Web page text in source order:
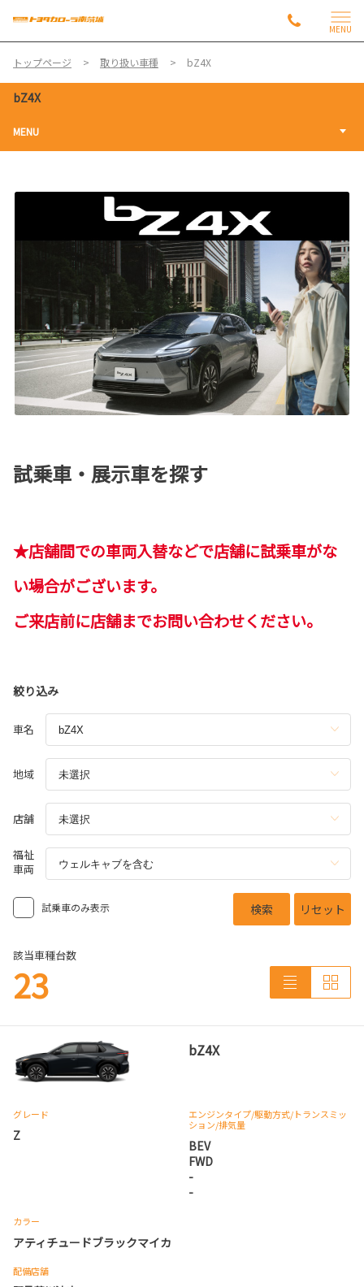
MENU
トップページ 取り扱い車種 bZ4X
bZ4X
MENU
試乗車・展示車を探す
★店舗間での車両入替などで店舗に試乗車がな
い場合がございます。
ご来店前に店舗までお問い合わせください。
絞り込み
車名
地域
店舗
福祉
車両
試乗車のみ表示 検索 リセット
該当車種台数
23
bZ4X
グレード
Z
エンジンタイプ/駆動方式/トランスミッ
ション/排気量
BEV
FWD
-
-
カラー
アティチュードブラックマイカ
配備店舗